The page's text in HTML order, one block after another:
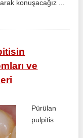
konuşacağız ...
ve
Pürülan
pulpitis